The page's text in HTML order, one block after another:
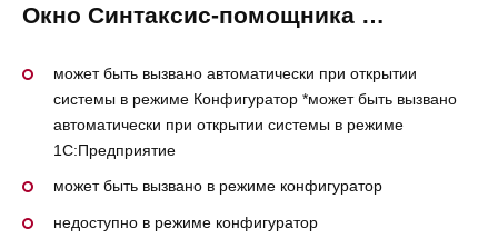
Окно Синтаксис-помощника …
может быть вызвано автоматически при открытии
системы в режиме Конфигуратор *может быть вызвано
автоматически при открытии системы в режиме
1С:Предприятие
может быть вызвано в режиме конфигуратор
недоступно в режиме конфигуратор